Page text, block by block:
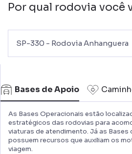
Por qual rodovia você
SP-330 - Rodovia Anhanguera
Bases de Apoio
As Bases Operacionais estão
estratégicos das rodovias para
viaturas de atendimento. Já as Bases
possuem recursos que auxiliam os
viagem.